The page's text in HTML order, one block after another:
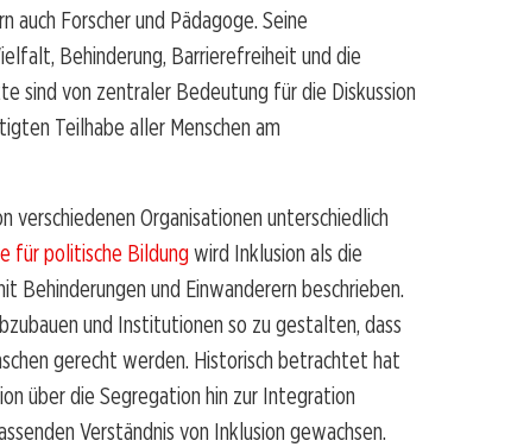
auch Forscher und Pädagoge. Seine
Behinderung, Barrierefreiheit und die
sind von zentraler Bedeutung für die Diskussion
Teilhabe aller Menschen am
verschiedenen Organisationen unterschiedlich
für politische Bildung wird Inklusion als die
Behinderungen und Einwanderern beschrieben.
und Institutionen so zu gestalten, dass
gerecht werden. Historisch betrachtet hat
über die Segregation hin zur Integration
Verständnis von Inklusion gewachsen.